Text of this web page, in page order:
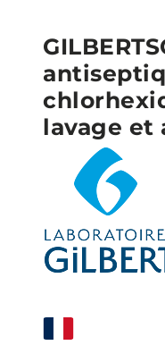
lavage et